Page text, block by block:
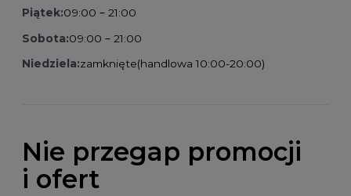
Piątek:09:00 – 21:00
Sobota:09:00 – 21:00
Niedziela:zamknięte(handlowa 10:00-20:00)
Nie przegap promocji
i ofert